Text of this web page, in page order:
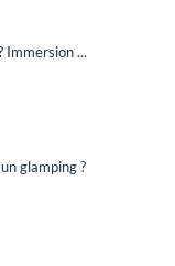
et vous
Immersion ...
glamping ?